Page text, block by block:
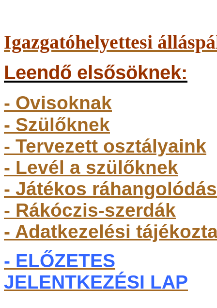
Igazgatóhelyettesi
Leendő elsősöknek:
- Ovisoknak
- Szülőknek
- Tervezett osztályaink
- Levél a szülőknek
- Játékos ráhangolódás
- Rákóczis-szerdák
- Adatkezelési
- ELŐZETES
JELENTKEZÉSI LAP